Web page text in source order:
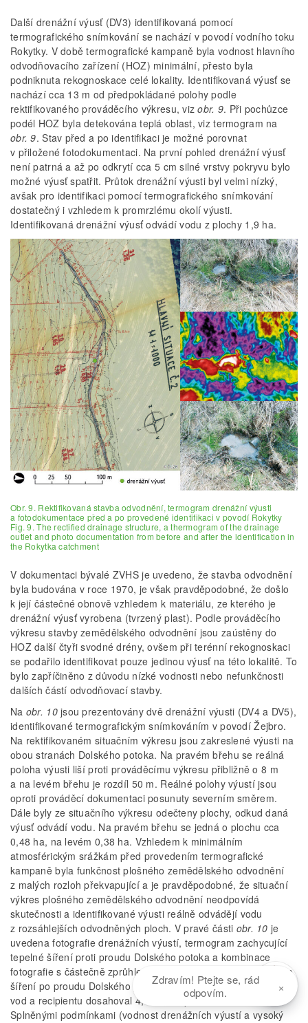
Další drenážní výusť (DV3) identifikovaná pomocí
termografického snímkování se nachází v povodí vodního toku
Rokytky. V době termografické kampaně byla vodnost hlavního
odvodňovacího zařízení (HOZ) minimální, přesto byla
podniknuta rekognoskace celé lokality. Identifikovaná výusť se
nachází cca 13 m od předpokládané polohy podle
rektifikovaného prováděcího výkresu, vizobr. 9. Při pochůzce
podél HOZ byla detekována teplá oblast, viz termogram na
obr. 9. Stav před a po identifikaci je možné porovnat
v přiložené fotodokumentaci. Na první pohled drenážní výusť
není patrná a až po odkrytí cca 5 cm silné vrstvy pokryvu bylo
možné výusť spatřit. Průtok drenážní výusti byl velmi nízký,
avšak pro identifikaci pomocí termografického snímkování
dostatečný i vzhledem k promrzlému okolí výusti.
Identifikovaná drenážní výusť odvádí vodu z plochy 1,9 ha.
Obr. 9. Rektifikovaná stavba odvodnění, termogram drenážní výusti
a fotodokumentace před a po provedené identifikaci v povodí Rokytky
Fig. 9. The rectified drainage structure, a thermogram of the drainage
outlet and photo documentation from before and after the identification in
the Rokytka catchment
V dokumentaci bývalé ZVHS je uvedeno, že stavba odvodnění
byla budována v roce 1970, je však pravděpodobné, že došlo
k její částečné obnově vzhledem k materiálu, ze kterého je
drenážní výusť vyrobena (tvrzený plast). Podle prováděcího
výkresu stavby zemědělského odvodnění jsou zaústěny do
HOZ další čtyři svodné drény, ovšem při terénní rekognoskaci
se podařilo identifikovat pouze jedinou výusť na této lokalitě. To
bylo zapříčiněno z důvodu nízké vodnosti nebo nefunkčnosti
dalších částí odvodňovací stavby.
Na obr. 10jsou prezentovány dvě drenážní výusti (DV4 a DV5),
identifikované termografickým snímkováním v povodí Žejbro.
Na rektifikovaném situačním výkresu jsou zakreslené výusti na
obou stranách Dolského potoka. Na pravém břehu se reálná
poloha výusti liší proti prováděcímu výkresu přibližně o 8 m
a na levém břehu je rozdíl 50 m. Reálné polohy výustí jsou
oproti prováděcí dokumentaci posunuty severním směrem.
Dále byly ze situačního výkresu odečteny plochy, odkud daná
výusť odvádí vodu. Na pravém břehu se jedná o plochu cca
0,48 ha, na levém 0,38 ha. Vzhledem k minimálním
atmosférickým srážkám před provedením termografické
kampaně byla funkčnost plošného zemědělského odvodnění
z malých rozloh překvapující a je pravděpodobné, že situační
výkres plošného zemědělského odvodnění neodpovídá
skutečnosti a identifikované výusti reálně odvádějí vodu
z rozsáhlejších odvodněných ploch. V pravé části obr. 10 je
uvedena fotografie drenážních výustí, termogram zachycující
tepelné šíření proti proudu Dolského potoka a kombinace
fotografie s částečně zprůhledněným termogramem tepelného
šíření po proudu Dolského potoka. Teplotní rozdíl drenážních
vod a recipientu dosahoval 4,8 °C, respektive 6,1 °C.
Splněnými podmínkami (vodnost drenážních výustí a vysoký
Zdravím! Ptejte se, rád
odpovím.
×